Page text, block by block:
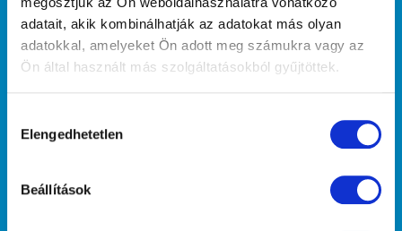
adatait, akik kombinálhatják az adatokat más olyan
adatokkal, amelyeket Ön adott meg számukra vagy az
Ön által használt más szolgáltatásokból gyűjtöttek.
kiválasztása
Elengedhetetlen
Beállítások
lássuk, ugyanúgy, midőn megismerni